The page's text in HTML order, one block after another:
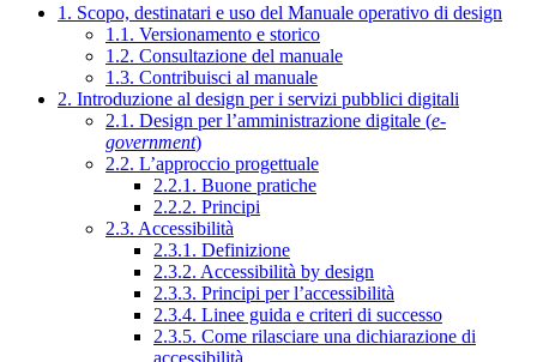
1. Scopo, destinatari e uso del Manuale operativo di design
1.1. Versionamento e storico
1.2. Consultazione del manuale
1.3. Contribuisci al manuale
2. Introduzione al design per i servizi pubblici digitali
2.1. Design per l’amministrazione digitale (e-
government)
2.2. L’approccio progettuale
2.2.1. Buone pratiche
2.2.2. Principi
2.3. Accessibilità
2.3.1. Definizione
2.3.2. Accessibilità by design
2.3.3. Principi per l’accessibilità
2.3.4. Linee guida e criteri di successo
2.3.5. Come rilasciare una dichiarazione di
accessibilità